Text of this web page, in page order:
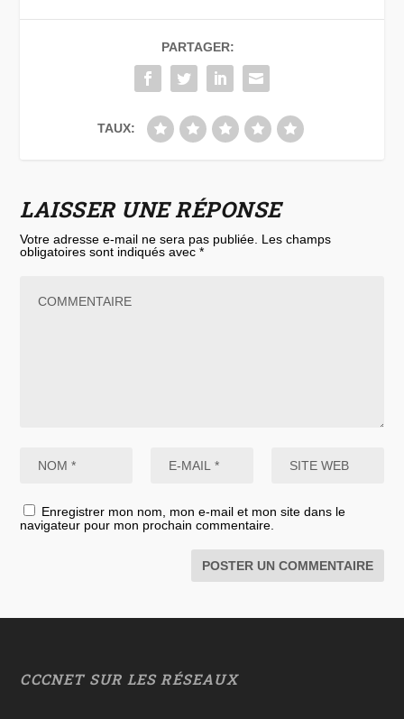
PARTAGER:
TAUX:
LAISSER UNE RÉPONSE
Votre adresse e-mail ne sera pas publiée. Les champs
obligatoires sont indiqués avec*
Enregistrer mon nom, mon e-mail et mon site dans le
navigateur pour mon prochain commentaire.
CCCNET SUR LES RÉSEAUX